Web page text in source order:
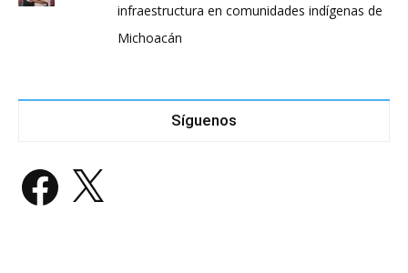
infraestructura en comunidades indígenas de
Michoacán
Síguenos
Facebook